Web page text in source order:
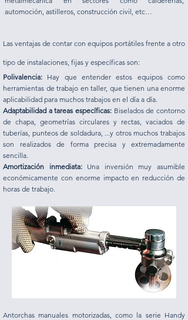
automoción, astilleros, construcción civil, etc…
Las ventajas de contar con equipos portátiles frente a otro
tipo de instalaciones, fijas y específicas son:
Polivalencia: Hay que entender estos equipos como
herramientas de trabajo en taller, que tienen una enorme
aplicabilidad para muchos trabajos en el día a día.
Adaptabilidad a tareas específicas: Biselados de contorno
de chapa, geometrías circulares y rectas, vaciados de
tuberías, punteos de soldadura, ...y otros muchos trabajos
son realizados de forma precisa y extremadamente
sencilla.
Amortización inmediata:Una inversión muy asumible
económicamente con enorme impacto en reducción de
horas de trabajo.
Antorchas manuales motorizadas, como la serie Handy